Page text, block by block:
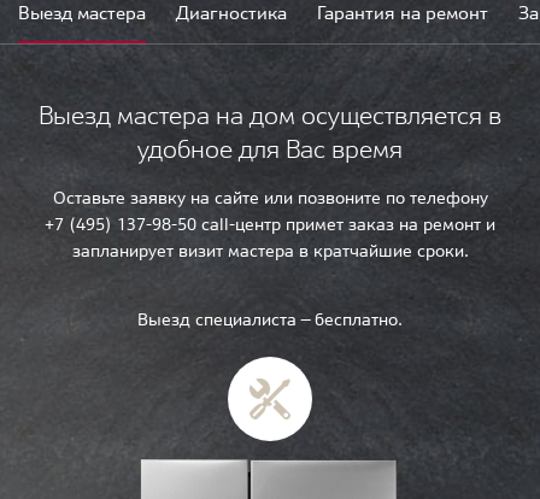
Выезд мастера Диагностика Гарантия на ремонт
Выезд мастера на дом осуществляется в
удобное для Вас время
Оставьте заявку на сайте или позвоните по телефону
+7 (495) 137-98-50 call-центр примет заказ на ремонт и
запланирует визит мастера в кратчайшие сроки.
Выезд специалиста — бесплатно.